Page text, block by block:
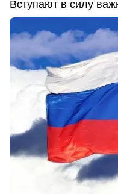
Вступают в силу